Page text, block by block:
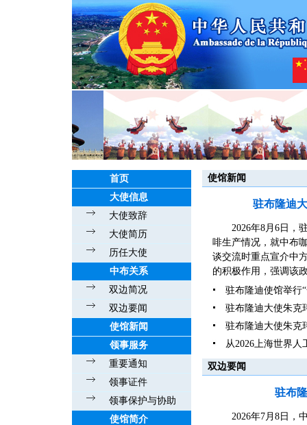
首页
大使信息
大使致辞
大使简历
历任大使
中布关系
双边简况
双边要闻
使馆新闻
领事服务
重要通知
领事证件
领事保护与协助
使馆简介
使馆新闻
驻布隆迪
2026年8月6日，
啡生产情况，就中布
谈交流时重点宣介中
的积极作用，强调该
驻布隆迪使馆举行
驻布隆迪大使朱克
驻布隆迪大使朱克
从2026上海世界
双边要闻
驻布
2026年7月8日，